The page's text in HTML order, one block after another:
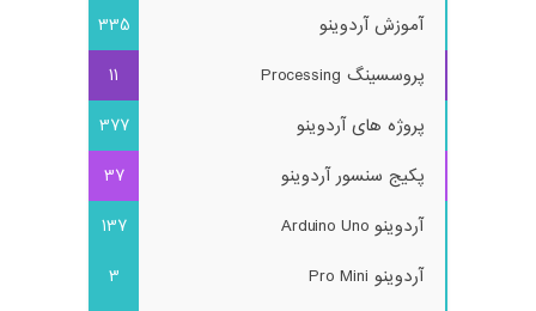
آموزش آردوینو
335
پروسسینگ Processing
11
پروژه های آردوینو
377
پکیج سنسور آردوینو
37
آردوینو Arduino Uno
137
آردوینو Pro Mini
3